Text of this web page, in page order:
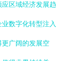
区域经济发展趋
数字化转型注入
广阔的发展空